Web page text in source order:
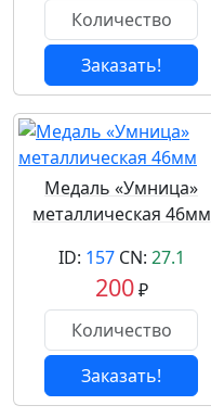
Заказать!
Медаль «Умница»
металлическая 46мм
ID: 157CN: 27.1
200₽
Заказать!